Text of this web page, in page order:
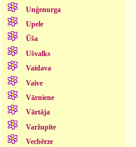
Unģenurga
Upele
Ūša
Ušvalks
Vaidava
Vaive
Vārniene
Vārtāja
Varžupīte
Vecbērze